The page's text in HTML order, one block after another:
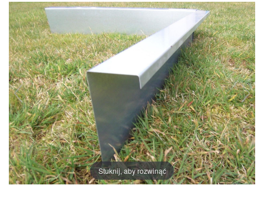
Stuknij, aby rozwinąć